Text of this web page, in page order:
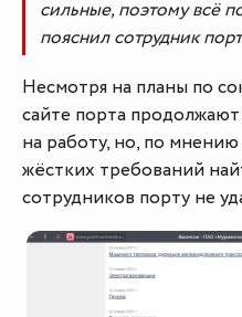
сильные, поэтому всё
пояснил сотрудник
Несмотря на планы по
сайте порта
на работу, но, по
жёстких требований
сотрудников порту не